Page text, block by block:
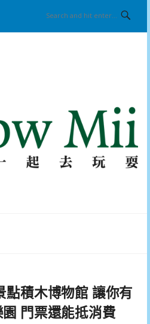
點積木博物館 讓你有
門票還能抵消費